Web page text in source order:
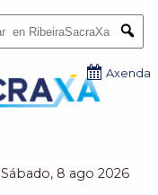
Sábado, 8 ago 2026
Axenda